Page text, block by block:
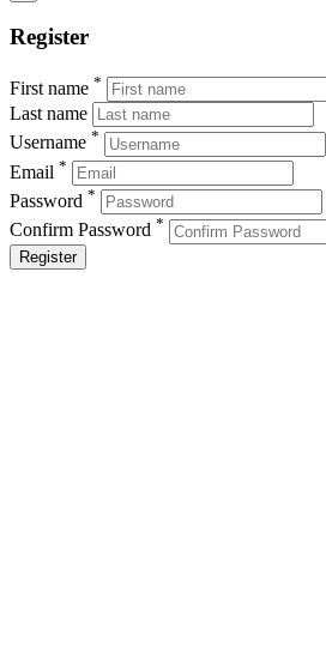
Register
First name *
Last name
Username *
Email *
Password *
Confirm Password *
Register